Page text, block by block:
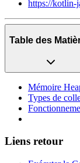
https://kotlin-
Table des
Mémoire
Types de
Liens retour